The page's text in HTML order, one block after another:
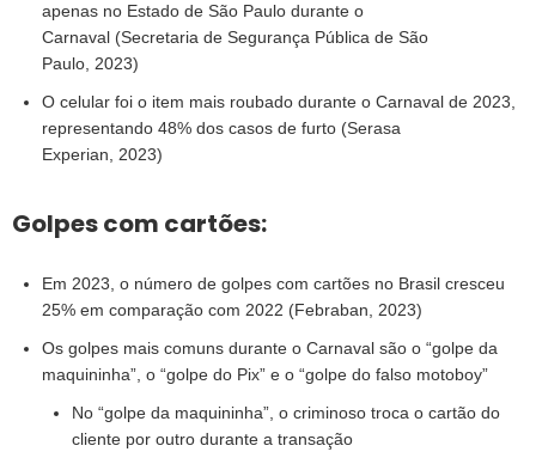
apenas no Estado de São Paulo durante o
Carnaval (Secretaria de Segurança Pública de São
Paulo, 2023)
O celular foi o item mais roubado durante o Carnaval de 2023,
representando 48% dos casos de furto (Serasa
Experian, 2023)
Golpes com cartões:
Em 2023, o número de golpes com cartões no Brasil cresceu
25% em comparação com 2022 (Febraban, 2023)
Os golpes mais comuns durante o Carnaval são o “golpe da
maquininha”, o “golpe do Pix” e o “golpe do falso motoboy”
No “golpe da maquininha”, o criminoso troca o cartão do
cliente por outro durante a transação